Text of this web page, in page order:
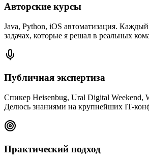
Авторские курсы
Java, Python, iOS автоматизация.
задачах, которые я решал в реальных
Публичная экспертиза
Спикер Heisenbug, Ural Digital Weekend,
Делюсь знаниями на крупнейших IT-
Практический подход